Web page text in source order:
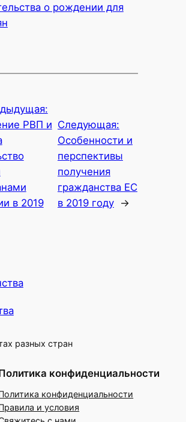
о рождении для
РВП и
в 2019
Следующая:
Особенности и
перспективы
получения
гражданства ЕС
в 2019 году
→
разных стран
конфиденциальности
конфиденциальности
и условия